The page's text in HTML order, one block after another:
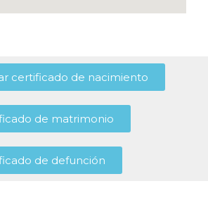
certificado de nacimiento
de matrimonio
de defunción